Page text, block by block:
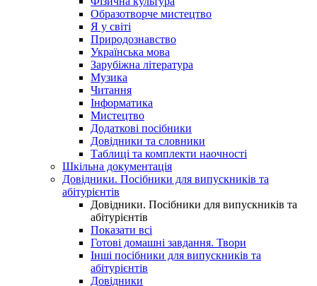
Образотворче мистецтво
Я у світі
Природознавство
Українська мова
Зарубіжна література
Музика
Читання
Інформатика
Мистецтво
Додаткові посібники
Довідники та словники
Таблиці та комплекти наочності
Шкільна документація
Довідники. Посібники для випускників та
абітурієнтів
Довідники. Посібники для випускників та
абітурієнтів
Показати всі
Готові домашні завдання. Твори
Інші посібники для випускників та
абітурієнтів
Довідники